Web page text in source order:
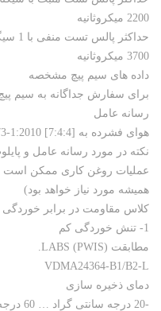
2200 میکروثانیه
حداکثر پالس تست منفی با 1 سیگنال.
3700 میکروثانیه
داده های سیم پیچ مشخصه
برای سفارش جداگانه به سیم
رسانه عامل
هوای فشرده به ISO 8573-1:2010 [7:4:4]
نکته در مورد رسانه عامل و
عملیات روغن کاری ممکن است
همیشه مورد نیاز خواهد بود)
کلاس مقاومت در برابر خوردگی CRC
1- تنش خوردگی کم
مطابقت LABS (PWIS).
VDMA24364-B1/B2-L
دمای ذخیره سازی
-20 درجه سانتی گراد … 60 درجه سانتی گراد